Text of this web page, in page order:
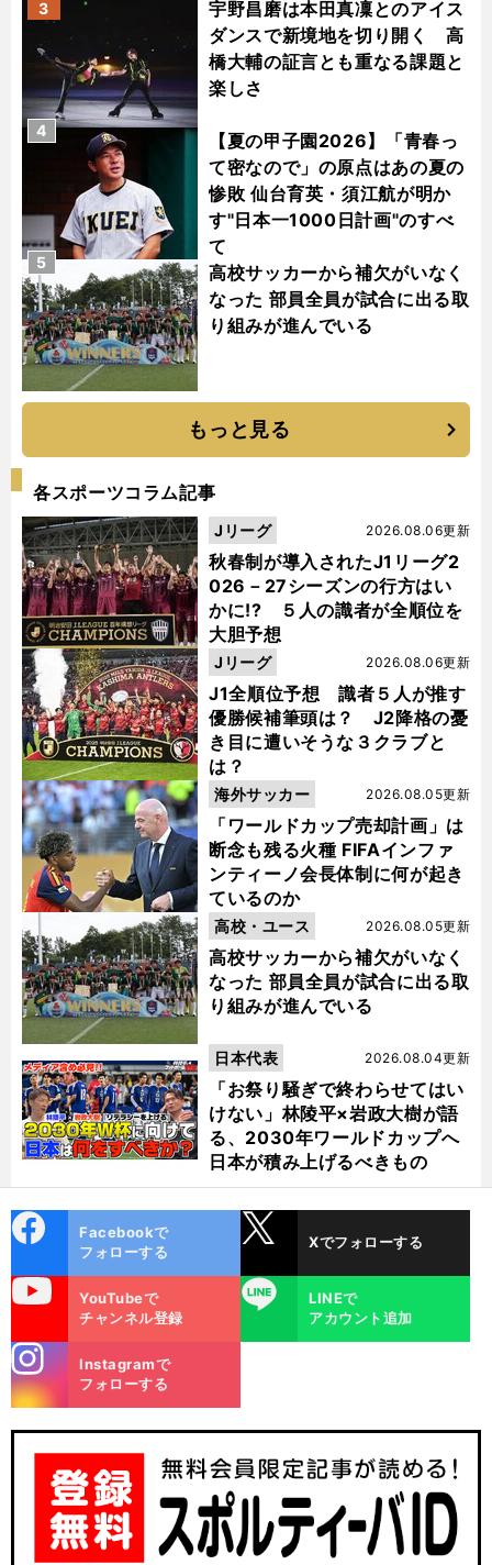
宇野昌磨は本田真凜とのアイス
ダンスで新境地を切り開く 高
橋大輔の証言とも重なる課題と
楽しさ
3
【夏の甲子園2026】「青春っ
て密なので」の原点はあの夏の
惨敗 仙台育英・須江航が明か
す"日本一1000日計画"のすべ
て
4
高校サッカーから補欠がいなく
なった 部員全員が試合に出る取
り組みが進んでいる
5
もっと見る
各スポーツコラム記事
秋春制が導入されたJ1リーグ2
026－27シーズンの行方はい
かに!? ５人の識者が全順位を
大胆予想
2026.08.06更新
Jリーグ
J1全順位予想 識者５人が推す
優勝候補筆頭は？ J2降格の憂
き目に遭いそうな３クラブと
は？
2026.08.06更新
Jリーグ
「ワールドカップ売却計画」は
断念も残る火種 FIFAインファ
ンティーノ会長体制に何が起き
ているのか
2026.08.05更新
海外サッカー
高校サッカーから補欠がいなく
なった 部員全員が試合に出る取
り組みが進んでいる
2026.08.05更新
高校・ユース
「お祭り騒ぎで終わらせてはい
けない」林陵平×岩政大樹が語
る、2030年ワールドカップへ
日本が積み上げるべきもの
2026.08.04更新
日本代表
ok
Facebookで
フォローする
Xでフォローする
YouTubeで
チャンネル登録
LINE
LINEで
アカウント追加
m
Instagramで
フォローする